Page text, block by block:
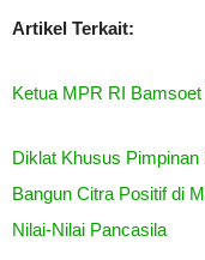
Artikel Terkait:
Ketua MPR RI
Diklat Khusus
Bangun Citra Positif di
Nilai-Nilai Pancasila